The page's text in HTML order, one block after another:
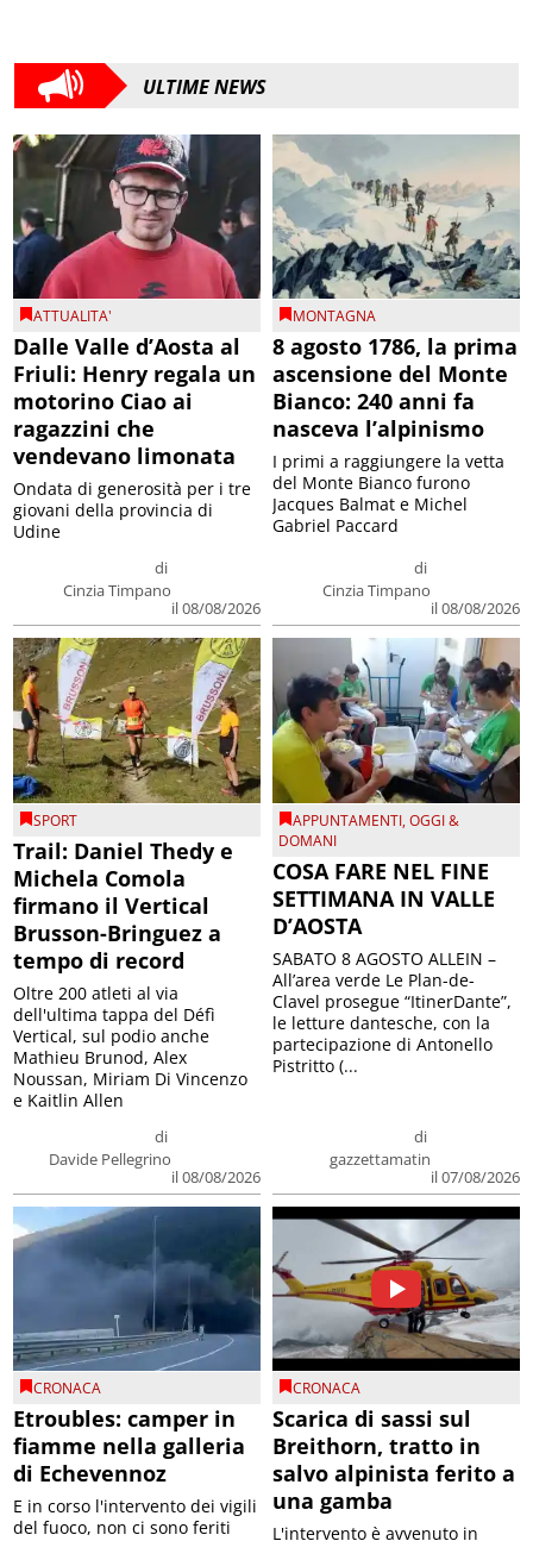
ULTIME NEWS
ATTUALITA'
Dalle Valle d’Aosta al
Friuli: Henry regala un
motorino Ciao ai
ragazzini che
vendevano limonata
di
Cinzia Timpano
il 08/08/2026
Ondata di generosità per i tre
giovani della provincia di
Udine
MONTAGNA
8 agosto 1786, la prima
ascensione del Monte
Bianco: 240 anni fa
nasceva l’alpinismo
di
Cinzia Timpano
il 08/08/2026
I primi a raggiungere la vetta
del Monte Bianco furono
Jacques Balmat e Michel
Gabriel Paccard
SPORT
Trail: Daniel Thedy e
Michela Comola
firmano il Vertical
Brusson-Bringuez a
tempo di record
di
Davide Pellegrino
il 08/08/2026
Oltre 200 atleti al via
dell'ultima tappa del Défì
Vertical, sul podio anche
Mathieu Brunod, Alex
Noussan, Miriam Di Vincenzo
e Kaitlin Allen
APPUNTAMENTI,OGGI &
DOMANI
COSA FARE NEL FINE
SETTIMANA IN VALLE
D’AOSTA
di
gazzettamatin
il 07/08/2026
SABATO 8 AGOSTO ALLEIN –
All’area verde Le Plan-de-
Clavel prosegue “ItinerDante”,
le letture dantesche, con la
partecipazione di Antonello
Pistritto (...
CRONACA
Etroubles: camper in
fiamme nella galleria
di Echevennoz
E in corso l'intervento dei vigili
del fuoco, non ci sono feriti
CRONACA
Scarica di sassi sul
Breithorn, tratto in
salvo alpinista ferito a
una gamba
L'intervento è avvenuto in